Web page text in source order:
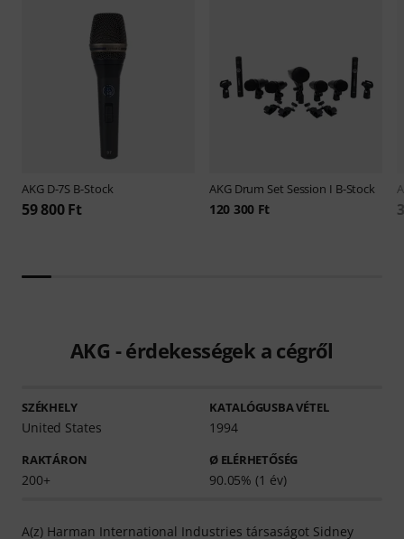
AKG D-7S B-Stock
59 800 Ft
AKG Drum Set Session I B-Stock
120 300 Ft
AKG - érdekességek a cégről
SZÉKHELY
United States
KATALÓGUSBA VÉTEL
1994
RAKTÁRON
200+
Ø ELÉRHETŐSÉG
90.05% (1 év)
A(z) Harman International Industries társaságot Sidney